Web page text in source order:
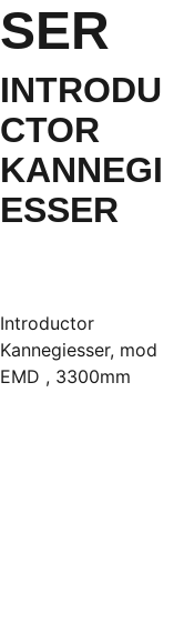
SER
INTRODU
CTOR
KANNEGI
ESSER
Introductor
Kannegiesser, mod
EMD , 3300mm